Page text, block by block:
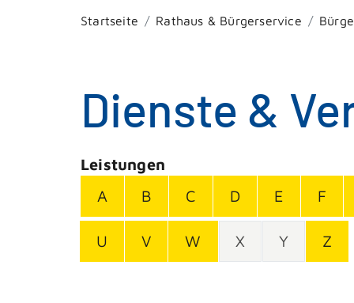
Startseite Rathaus & Bürgerservice
Dienste &
Leistungen
A
B C D E F
U V W X Y Z